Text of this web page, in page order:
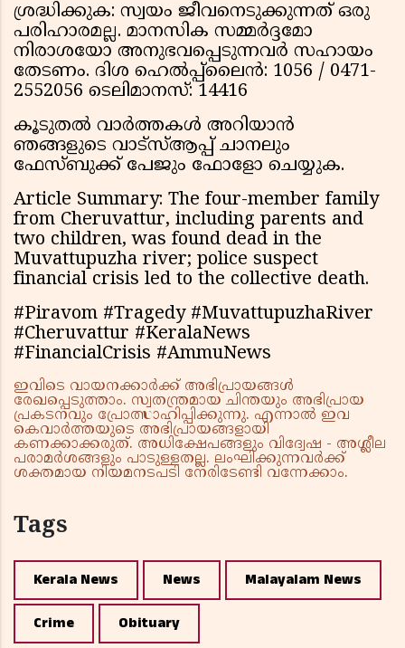
ശ്രദ്ധിക്കുക: സ്വയം ജീവനെടുക്കുന്നത് ഒരു
പരിഹാരമല്ല. മാനസിക സമ്മർദ്ദമോ
നിരാശയോ അനുഭവപ്പെടുന്നവർ സഹായം
തേടണം. ദിശ ഹെൽപ്പ്‌ലൈൻ: 1056 / 0471-
2552056 ടെലിമാനസ്: 14416
കൂടുതൽ വാർത്തകൾ അറിയാൻ
ഞങ്ങളുടെ വാട്സ്ആപ്പ് ചാനലും
ഫേസ്ബുക്ക് പേജും ഫോളോ ചെയ്യുക.
Article Summary: The four-member family
from Cheruvattur, including parents and
two children, was found dead in the
Muvattupuzha river; police suspect
financial crisis led to the collective death.
#Piravom #Tragedy #MuvattupuzhaRiver
#Cheruvattur #KeralaNews
#FinancialCrisis #AmmuNews
ഇവിടെ വായനക്കാർക്ക് അഭിപ്രായങ്ങൾ
രേഖപ്പെടുത്താം. സ്വതന്ത്രമായ ചിന്തയും അഭിപ്രായ
പ്രകടനവും പ്രോത്സാഹിപ്പിക്കുന്നു. എന്നാൽ ഇവ
കെവാർത്തയുടെ അഭിപ്രായങ്ങളായി
കണക്കാക്കരുത്. അധിക്ഷേപങ്ങളും വിദ്വേഷ - അശ്ലീല
പരാമർശങ്ങളും പാടുള്ളതല്ല. ലംഘിക്കുന്നവർക്ക്
ശക്തമായ നിയമനടപടി നേരിടേണ്ടി വന്നേക്കാം.
Tags
Kerala News News Malayalam News
Crime Obituary